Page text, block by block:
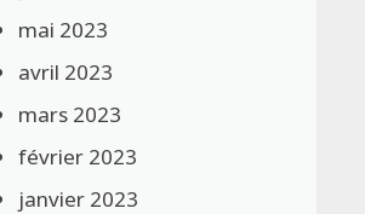
mai 2023
avril 2023
mars 2023
février 2023
janvier 2023